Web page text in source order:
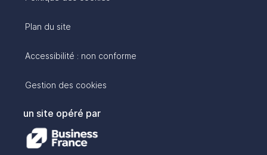
Plan du site
Accessibilité : non conforme
Gestion des cookies
un site opéré par